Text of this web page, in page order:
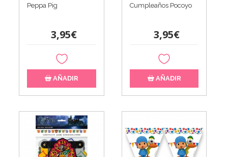
Peppa Pig
3,95€
AÑADIR
Cumpleaños Pocoyo
3,95€
AÑADIR